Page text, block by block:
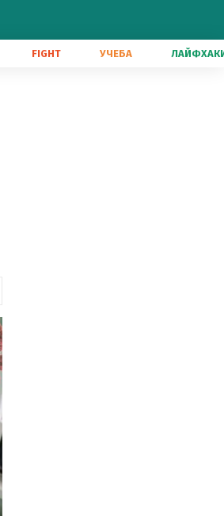
FIGHT УЧЕБА